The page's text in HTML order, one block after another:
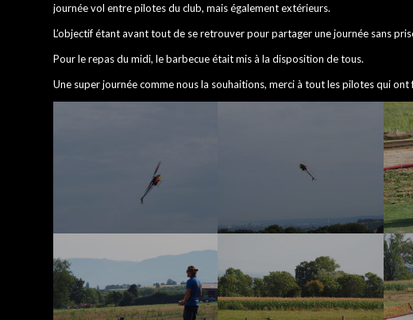
journée vol entre pilotes du club, mais également extérieurs.
L’objectif étant avant tout de se retrouver pour partager une journée sans
Pour le repas du midi, le barbecue était mis à la disposition de tous.
Une super journée comme nous la souhaitions, merci à tout les pilotes qui